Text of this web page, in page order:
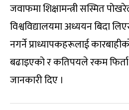
जवाफमा शिक्षामन्त्री सस्मित
विश्वविद्यालयमा अध्ययन बिदा
नगर्ने प्राध्यापकहरूलाई
बढाइएको र कतिपयले रकम
जानकारी दिए ।